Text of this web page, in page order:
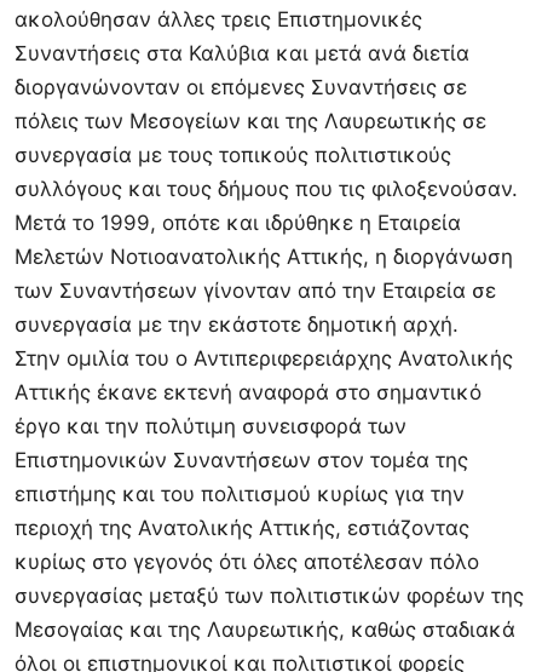
ακολούθησαν άλλες τρεις Επιστημονικές
Συναντήσεις στα Καλύβια και μετά ανά διετία
διοργανώνονταν οι επόμενες Συναντήσεις σε
πόλεις των Μεσογείων και της Λαυρεωτικής σε
συνεργασία με τους τοπικούς πολιτιστικούς
συλλόγους και τους δήμους που τις φιλοξενούσαν.
Μετά το 1999, οπότε και ιδρύθηκε η Εταιρεία
Μελετών Νοτιοανατολικής Αττικής, η διοργάνωση
των Συναντήσεων γίνονταν από την Εταιρεία σε
συνεργασία με την εκάστοτε δημοτική αρχή.
Στην ομιλία του ο Αντιπεριφερειάρχης Ανατολικής
Αττικής έκανε εκτενή αναφορά στο σημαντικό
έργο και την πολύτιμη συνεισφορά των
Επιστημονικών Συναντήσεων στον τομέα της
επιστήμης και του πολιτισμού κυρίως για την
περιοχή της Ανατολικής Αττικής, εστιάζοντας
κυρίως στο γεγονός ότι όλες αποτέλεσαν πόλο
συνεργασίας μεταξύ των πολιτιστικών φορέων της
Μεσογαίας και της Λαυρεωτικής, καθώς σταδιακά
όλοι οι επιστημονικοί και πολιτιστικοί φορείς